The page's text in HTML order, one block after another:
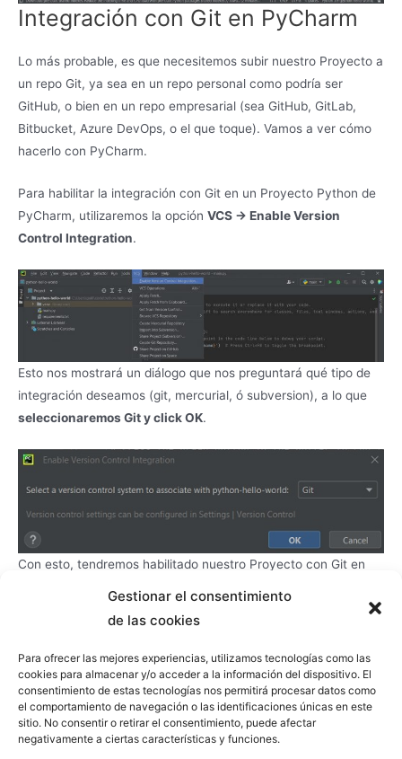
Gestionar el consentimiento
de las cookies
Para ofrecer las mejores experiencias, utilizamos tecnologías como las
cookies para almacenar y/o acceder a la información del dispositivo. El
consentimiento de estas tecnologías nos permitirá procesar datos como
el comportamiento de navegación o las identificaciones únicas en este
sitio. No consentir o retirar el consentimiento, puede afectar
negativamente a ciertas características y funciones.
Integración con Git en PyCharm
Lo más probable, es que necesitemos subir nuestro Proyecto a
un repo Git, ya sea en un repo personal como podría ser
GitHub, o bien en un repo empresarial (sea GitHub, GitLab,
Bitbucket, Azure DevOps, o el que toque). Vamos a ver cómo
hacerlo con PyCharm.
Para habilitar la integración con Git en un Proyecto Python de
PyCharm, utilizaremos la opción VCS -> Enable Version
Control Integration.
Esto nos mostrará un diálogo que nos preguntará qué tipo de
integración deseamos (git, mercurial, ó subversion), a lo que
seleccionaremos Git y click OK.
Con esto, tendremos habilitado nuestro Proyecto con Git en
ver en la parte inferior de la pantalla.